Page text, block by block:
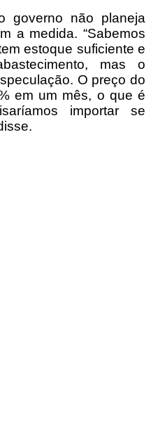
governo não planeja
a medida. “Sabemos
estoque suficiente e
mas o
O preço do
em um mês, o que é
importar se